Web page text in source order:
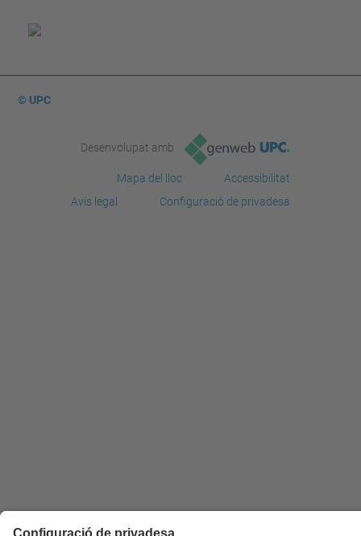
© UPC
Desenvolupat amb
Mapa del lloc
Accessibilitat
Avís legal
Configuració de privadesa